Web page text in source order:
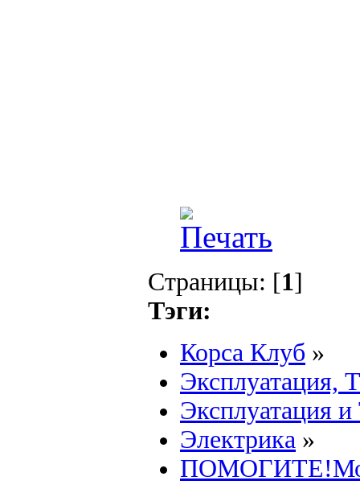
Страницы: [1]
Тэги:
Корса Клуб »
Эксплуатация,
Эксплуатация
Электрика »